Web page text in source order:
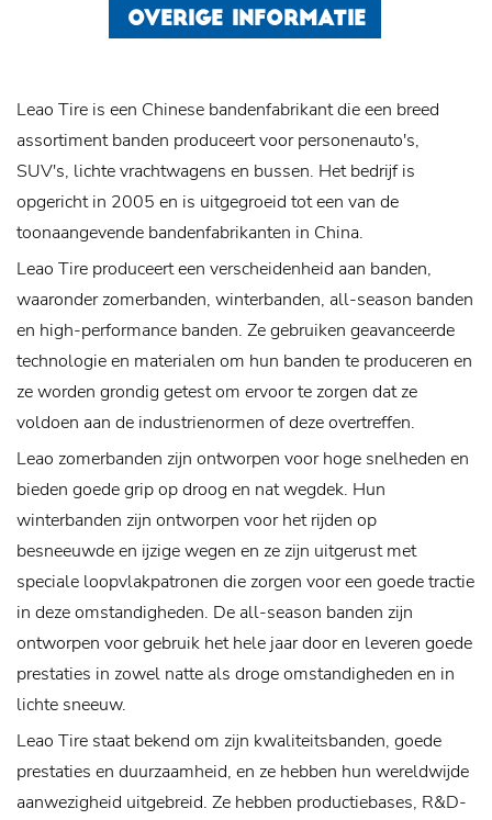
OVERIGE INFORMATIE
Leao Tire is een Chinese bandenfabrikant die een breed
assortiment banden produceert voor personenauto's,
SUV's, lichte vrachtwagens en bussen. Het bedrijf is
opgericht in 2005 en is uitgegroeid tot een van de
toonaangevende bandenfabrikanten in China.
Leao Tire produceert een verscheidenheid aan banden,
waaronder zomerbanden, winterbanden, all-season banden
en high-performance banden. Ze gebruiken geavanceerde
technologie en materialen om hun banden te produceren en
ze worden grondig getest om ervoor te zorgen dat ze
voldoen aan de industrienormen of deze overtreffen.
Leao zomerbanden zijn ontworpen voor hoge snelheden en
bieden goede grip op droog en nat wegdek. Hun
winterbanden zijn ontworpen voor het rijden op
besneeuwde en ijzige wegen en ze zijn uitgerust met
speciale loopvlakpatronen die zorgen voor een goede tractie
in deze omstandigheden. De all-season banden zijn
ontworpen voor gebruik het hele jaar door en leveren goede
prestaties in zowel natte als droge omstandigheden en in
lichte sneeuw.
Leao Tire staat bekend om zijn kwaliteitsbanden, goede
prestaties en duurzaamheid, en ze hebben hun wereldwijde
aanwezigheid uitgebreid. Ze hebben productiebases, R&D-